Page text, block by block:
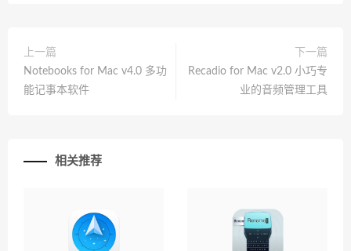
上一篇
Notebooks for Mac v4.0 多功
能记事本软件
下一篇
Recadio for Mac v2.0 小巧专
业的音频管理工具
相关推荐